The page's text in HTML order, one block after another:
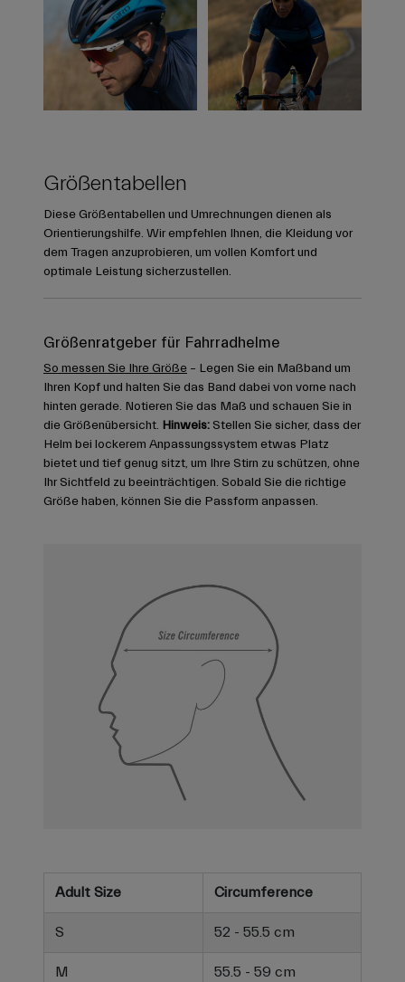
Größentabellen
Diese Größentabellen und Umrechnungen dienen als
Orientierungshilfe. Wir empfehlen Ihnen, die Kleidung vor
dem Tragen anzuprobieren, um vollen Komfort und
optimale Leistung sicherzustellen.
Größenratgeber für Fahrradhelme
So messen Sie Ihre Größe – Legen Sie ein Maßband um
Ihren Kopf und halten Sie das Band dabei von vorne nach
hinten gerade. Notieren Sie das Maß und schauen Sie in
die Größenübersicht. Hinweis: Stellen Sie sicher, dass der
Helm bei lockerem Anpassungssystem etwas Platz
bietet und tief genug sitzt, um Ihre Stirn zu schützen, ohne
Ihr Sichtfeld zu beeinträchtigen. Sobald Sie die richtige
Größe haben, können Sie die Passform anpassen.
Adult Size Circumference
S 52 - 55.5 cm
M 55.5 - 59 cm